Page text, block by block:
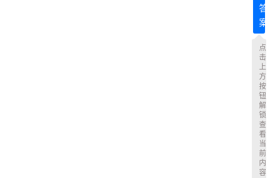
答
案
点
击
上
方
按
钮
解
锁
查
看
当
前
内
容